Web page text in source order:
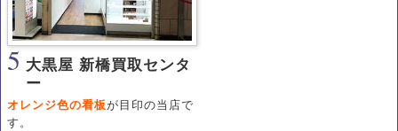
5 大黒屋 新橋買取センタ
ー
オレンジ色の看板が目印の当店で
す。